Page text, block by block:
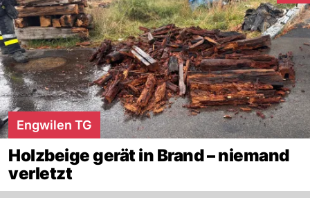
Engwilen TG
Holzbeige gerät in Brand – niemand
verletzt